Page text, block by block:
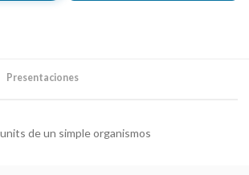
Presentaciones
de un simple organismos